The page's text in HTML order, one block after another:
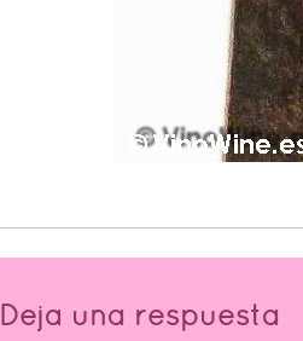
Deja una respuesta